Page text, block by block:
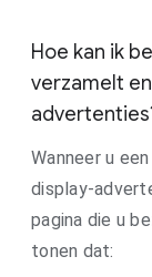
Hoe kan ik
verzamelt
Wanneer u
display-
pagina die u
tonen dat: